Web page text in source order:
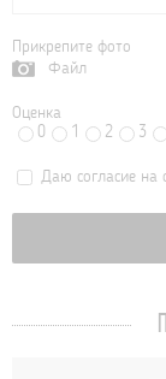
Прикрепите фото
Файл
Оценка
0
1 2 3
Даю согласие на